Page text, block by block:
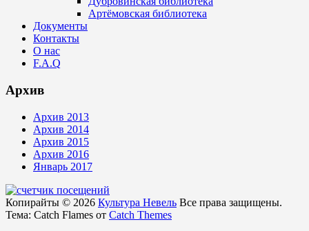
Артёмовская библиотека
Документы
Контакты
О нас
F.A.Q
Архив
Архив 2013
Архив 2014
Архив 2015
Архив 2016
Январь 2017
Копирайты © 2026 Культура Невель Все права защищены.
Тема: Catch Flames от Catch Themes